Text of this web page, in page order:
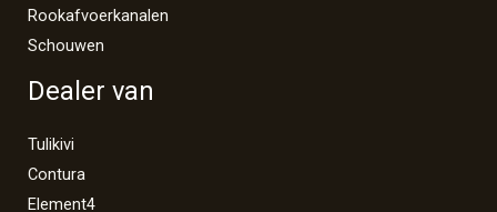
Rookafvoerkanalen
Schouwen
Dealer van
Tulikivi
Contura
Element4